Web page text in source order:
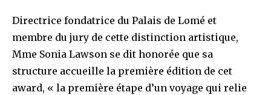
Directrice fondatrice du Palais de Lomé et
membre du jury de cette distinction artistique,
Mme Sonia Lawson se dit honorée que sa
structure accueille la première édition de cet
award, « la première étape d’un voyage qui relie